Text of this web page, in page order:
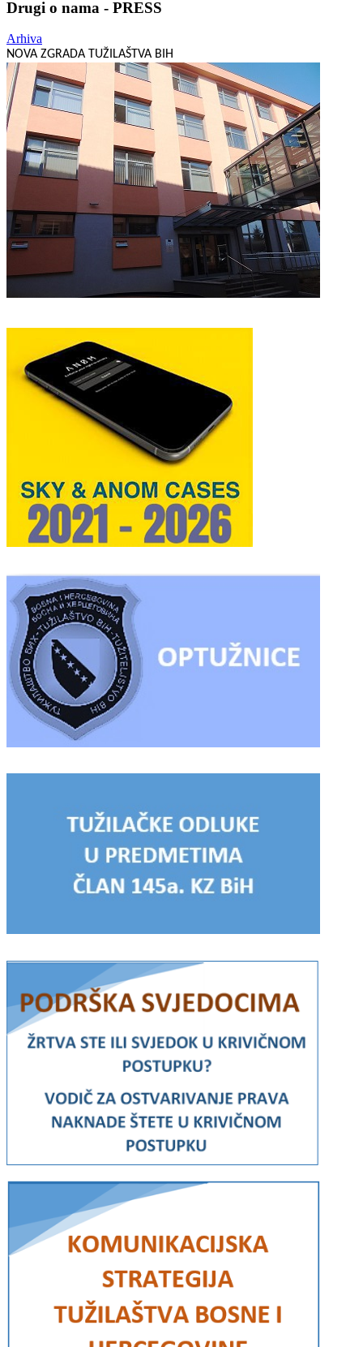
Drugi o nama - PRESS
Arhiva
NOVA ZGRADA TUŽILAŠTVA BIH